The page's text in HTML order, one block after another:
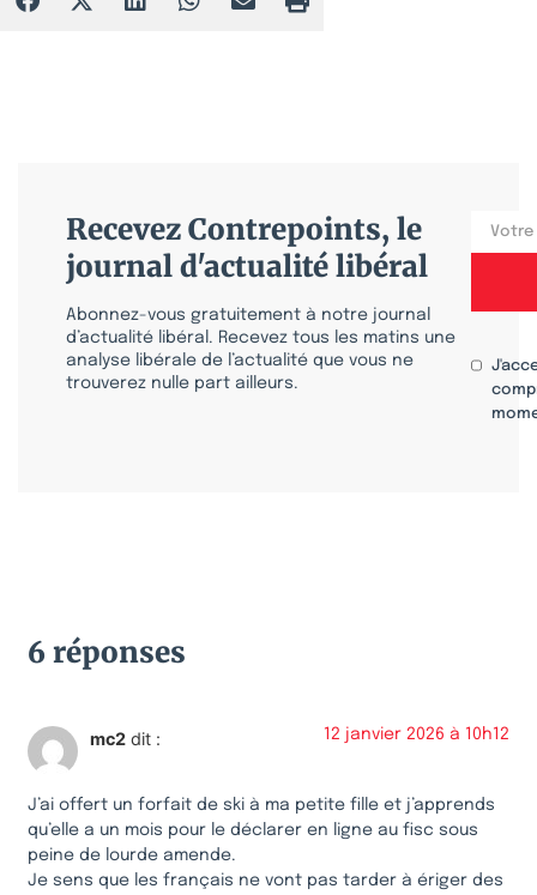
Recevez Contrepoints, le
journal d'actualité libéral
Abonnez-vous gratuitement à notre journal
d’actualité libéral. Recevez tous les matins une
analyse libérale de l’actualité que vous ne
trouverez nulle part ailleurs.
6 réponses
mc2 dit : 12 janvier 2026 à 10h12
J’ai offert un forfait de ski à ma petite fille et j’apprends
qu’elle a un mois pour le déclarer en ligne au fisc sous
peine de lourde amende.
Je sens que les français ne vont pas tarder à ériger des